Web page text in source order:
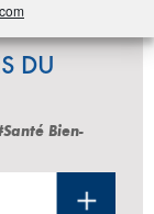
DU
Bien-